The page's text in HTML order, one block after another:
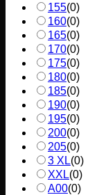
155(0)
160(0)
165(0)
170(0)
175(0)
180(0)
185(0)
190(0)
195(0)
200(0)
205(0)
3 XL(0)
XXL(0)
A00(0)